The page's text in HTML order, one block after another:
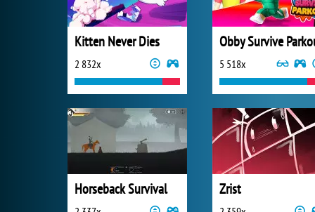
Kitten Never Dies
2 832x
Obby Survive
5 518x
Horseback Survival Zrist